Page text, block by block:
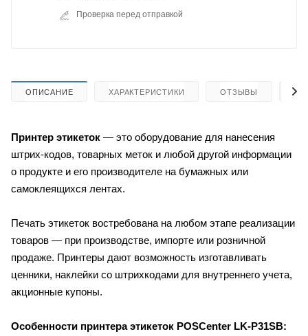
Проверка перед отправкой
ОПИСАНИЕ ХАРАКТЕРИСТИКИ ОТЗЫВЫ
Принтер этикеток — это оборудование для нанесения
штрих-кодов, товарных меток и любой другой информации
о продукте и его производителе на бумажных или
самоклеящихся лентах.
Печать этикеток востребована на любом этапе реализации
товаров — при производстве, импорте или розничной
продаже. Принтеры дают возможность изготавливать
ценники, наклейки со штрихкодами для внутреннего учета,
акционные купоны.
Особенности принтера этикеток POSCenter LK-P31SB: